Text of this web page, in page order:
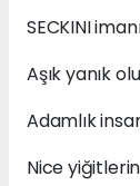
SECKINI
Aşık yanık
Adamlık
Nice